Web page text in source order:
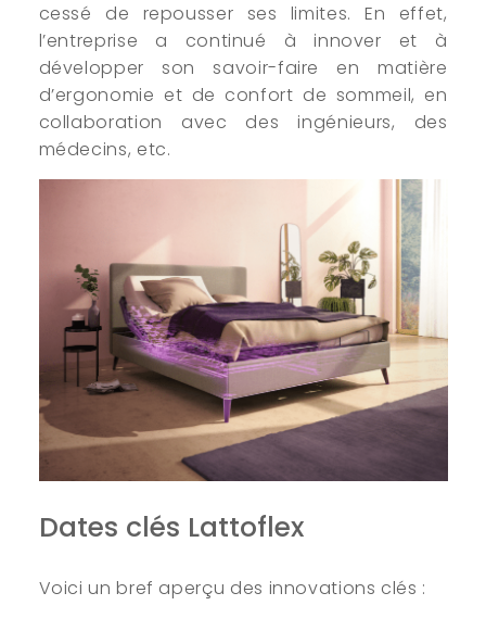
cessé de repousser ses limites. En effet,
l’entreprise a continué à innover et à
développer son savoir-faire en matière
d’ergonomie et de confort de sommeil, en
collaboration avec des ingénieurs, des
médecins, etc.
Dates clés Lattoflex
Voici un bref aperçu des innovations clés :